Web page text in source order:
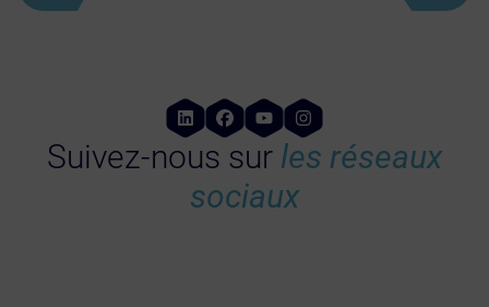
Suivez-nous sur les réseaux
sociaux